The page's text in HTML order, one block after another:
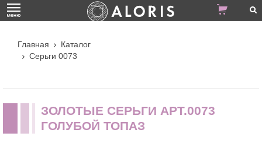
Главная
Каталог
Серьги 0073
ЗОЛОТЫЕ СЕРЬГИ АРТ.0073
ГОЛУБОЙ ТОПАЗ